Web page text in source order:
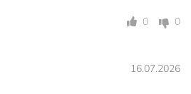
столе, не перекрывая другие
керамикой, чтобы она
0 0
16.07.2026